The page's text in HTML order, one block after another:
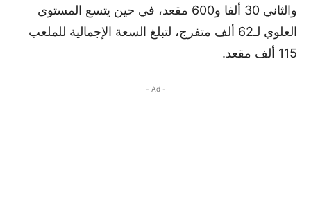
والثاني 30 ألفا و600 مقعد، في حين يتسع المستوى
العلوي لـ62 ألف متفرج، لتبلغ السعة الإجمالية للملعب
115 ألف مقعد.
- Ad -